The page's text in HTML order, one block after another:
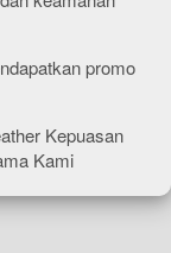
promo
Kepuasan
Kami